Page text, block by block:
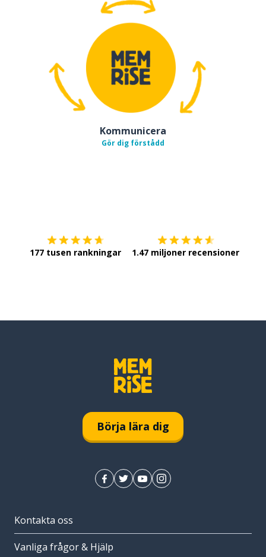
Kommunicera
Gör dig förstådd
177 tusen rankningar 1.47 miljoner recensioner
Börja lära dig
Kontakta oss
Vanliga frågor & Hjälp